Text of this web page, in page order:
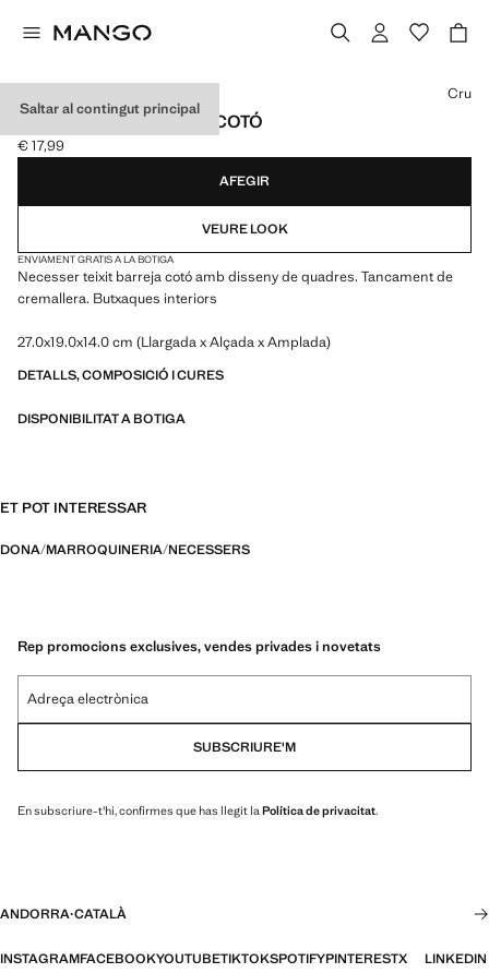
Saltar al contingut principal
NECESSER QUADRES COTÓ
Preu actual [€ 17,99 ]
€ 17,99
Selecciona un color
Cru
AFEGIR
VEURE LOOK
ENVIAMENT GRATIS A LA BOTIGA
Necesser teixit barreja cotó amb disseny de quadres. Tancament de
cremallera. Butxaques interiors
27.0x19.0x14.0 cm (Llargada x Alçada x Amplada)
DETALLS, COMPOSICIÓ I CURES
DISPONIBILITAT A BOTIGA
ET POT INTERESSAR
DONA MARROQUINERIA NECESSERS
Rep promocions exclusives, vendes privades i novetats
Adreça electrònica
SUBSCRIURE'M
En subscriure-t'hi, confirmes que has llegit la Política de privacitat.
ANDORRA·CATALÀ
INSTAGRAMFACEBOOKYOUTUBETIKTOKSPOTIFYPINTERESTX LINKEDIN